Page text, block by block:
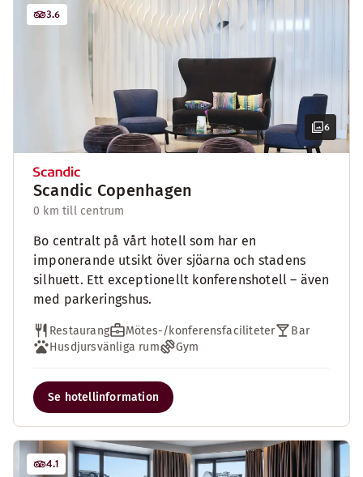
6
3.6
Scandic Copenhagen
0 km till centrum
Bo centralt på vårt hotell som har en
imponerande utsikt över sjöarna och stadens
silhuett. Ett exceptionellt konferenshotell – även
med parkeringshus.
Restaurang Mötes-/konferensfaciliteter
Bar
Husdjursvänliga rum
Gym
Se hotellinformation
4.1